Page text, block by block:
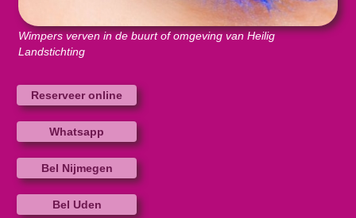
Wimpers verven in de buurt of omgeving van Heilig
Landstichting
Reserveer online
Whatsapp
Bel Nijmegen
Bel Uden